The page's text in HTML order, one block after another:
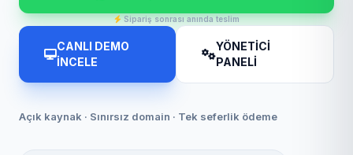
Sipariş sonrası anında teslim
CANLI DEMO
İNCELE
YÖNETİCİ
PANELİ
Açık kaynak · Sınırsız domain · Tek seferlik ödeme